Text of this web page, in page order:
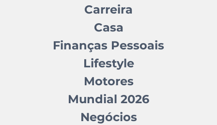
Carreira
Casa
Finanças Pessoais
Lifestyle
Motores
Mundial 2026
Negócios